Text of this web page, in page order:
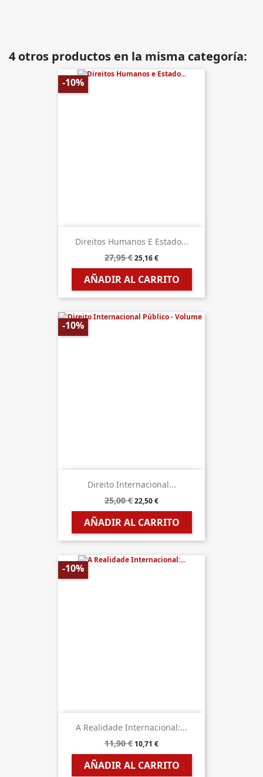
4 otros productos en la misma categoría:
Direitos Humanos E Estado...
27,95 €25,16 €
AÑADIR AL CARRITO
-10%
Direito Internacional...
25,00 €22,50 €
AÑADIR AL CARRITO
-10%
A Realidade Internacional:...
11,90 € 10,71 €
AÑADIR AL CARRITO
-10%